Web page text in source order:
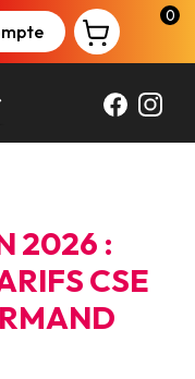
0
2026 :
CSE